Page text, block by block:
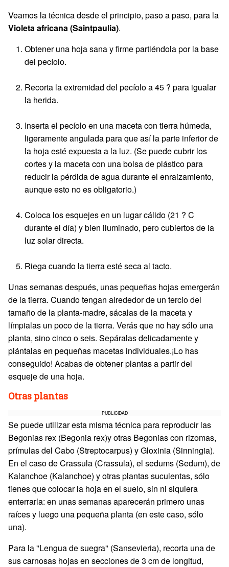
Veamos la técnica desde el principio, paso a paso, para la
Violeta africana (Saintpaulia).
Obtener una hoja sana y firme partiéndola por la base
del pecíolo.
Recorta la extremidad del pecíolo a 45 ? para igualar
la herida.
Inserta el pecíolo en una maceta con tierra húmeda,
ligeramente angulada para que así la parte inferior de
la hoja esté expuesta a la luz. (Se puede cubrir los
cortes y la maceta con una bolsa de plástico para
reducir la pérdida de agua durante el enraizamiento,
aunque esto no es obligatorio.)
Coloca los esquejes en un lugar cálido (21 ? C
durante el día) y bien iluminado, pero cubiertos de la
luz solar directa.
Riega cuando la tierra esté seca al tacto.
Unas semanas después, unas pequeñas hojas emergerán
de la tierra. Cuando tengan alrededor de un tercio del
tamaño de la planta-madre, sácalas de la maceta y
límpialas un poco de la tierra. Verás que no hay sólo una
planta, sino cinco o seis. Sepáralas delicadamente y
plántalas en pequeñas macetas individuales.¡Lo has
conseguido! Acabas de obtener plantas a partir del
esqueje de una hoja.
Otras plantas
PUBLICIDAD
Se puede utilizar esta misma técnica para reproducir las
Begonias rex (Begonia rex)y otras Begonias con rizomas,
prímulas del Cabo (Streptocarpus) y Gloxinia (Sinningia).
En el caso de Crassula (Crassula), el sedums (Sedum), de
Kalanchoe (Kalanchoe) y otras plantas suculentas, sólo
tienes que colocar la hoja en el suelo, sin ni siquiera
enterrarla: en unas semanas aparecerán primero unas
raíces y luego una pequeña planta (en este caso, sólo
una).
Para la "Lengua de suegra" (Sansevieria), recorta una de
sus carnosas hojas en secciones de 3 cm de longitud,